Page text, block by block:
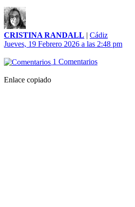
CRISTINA RANDALL | Cádiz
Jueves, 19 Febrero 2026 a las 2:48 pm
1 Comentarios
Enlace copiado